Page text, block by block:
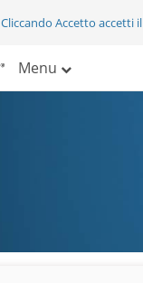
Cliccando Accetto accetti
Menu